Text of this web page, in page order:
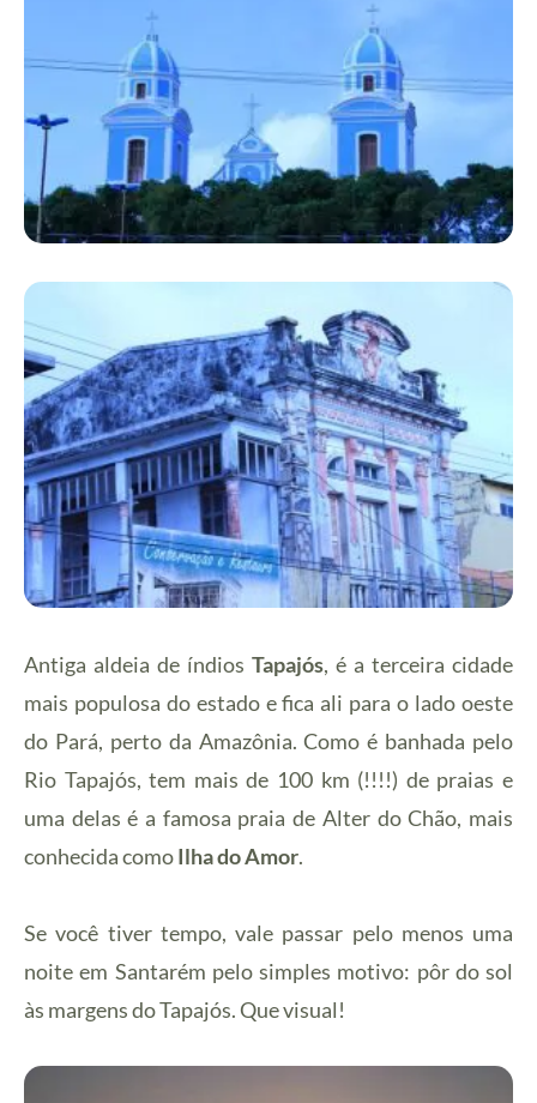
Antiga aldeia de índios Tapajós, é a terceira cidade
mais populosa do estado e fica ali para o lado oeste
do Pará, perto da Amazônia. Como é banhada pelo
Rio Tapajós, tem mais de 100 km (!!!!) de praias e
uma delas é a famosa praia de Alter do Chão, mais
conhecida comoIlha do Amor.
Se você tiver tempo, vale passar pelo menos uma
noite em Santarém pelo simples motivo: pôr do sol
às margens do Tapajós. Que visual!